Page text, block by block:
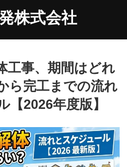
株式会社
工事、期間はどれ
ら完工までの流れ
【2026年度版】